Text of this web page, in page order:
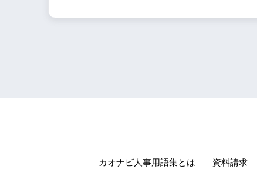
カオナビ人事用語集とは 資料請求